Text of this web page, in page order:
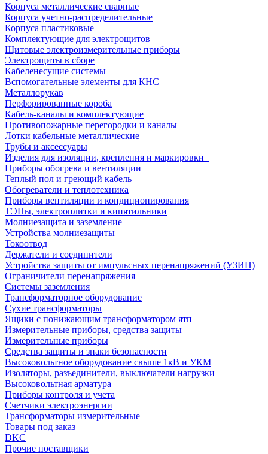
Корпуса металлические сварные
Корпуса учетно-распределительные
Корпуса пластиковые
Комплектующие для электрощитов
Щитовые электроизмерительные приборы
Электрощиты в сборе
Кабеленесущие системы
Вспомогательные элементы для КНС
Металлорукав
Перфорированные короба
Кабель-каналы и комплектующие
Противопожарные перегородки и каналы
Лотки кабельные металлические
Трубы и аксессуары
Изделия для изоляции, крепления и маркировки
Приборы обогрева и вентиляции
Теплый пол и греющий кабель
Обогреватели и теплотехника
Приборы вентиляции и кондиционирования
ТЭНы, электроплитки и кипятильники
Молниезащита и заземление
Устройства молниезащиты
Токоотвод
Держатели и соединители
Устройства защиты от импульсных перенапряжений (УЗИП)
Ограничители перенапряжения
Системы заземления
Трансформаторное оборудование
Сухие трансформаторы
Ящики с понижающим трансформатором ятп
Измерительные приборы, средства защиты
Измерительные приборы
Средства защиты и знаки безопасности
Высоковольтное оборудование свыше 1кВ и УКМ
Изоляторы, разъединители, выключатели нагрузки
Высоковольтная арматура
Приборы контроля и учета
Счетчики электроэнергии
Трансформаторы измерительные
Товары под заказ
DKC
Прочие поставщики